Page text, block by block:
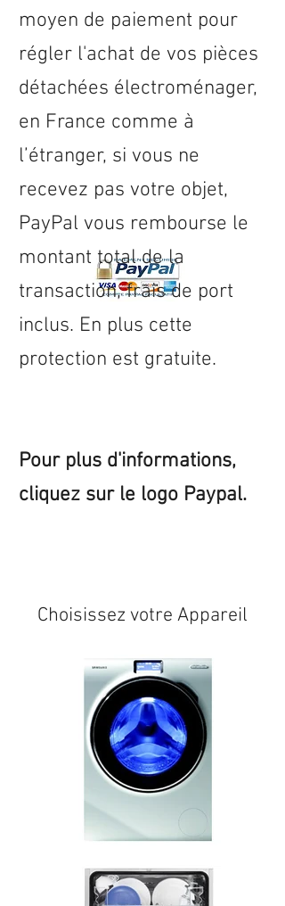
moyen de paiement pour
régler l'achat de vos pièces
détachées électroménager,
en France comme à
l’étranger, si vous ne
recevez pas votre objet,
PayPal vous rembourse le
montant total de la
transaction, frais de port
inclus. En plus cette
protection est gratuite.
Pour plus d'informations,
cliquez sur le logo Paypal.
Choisissez votre Appareil